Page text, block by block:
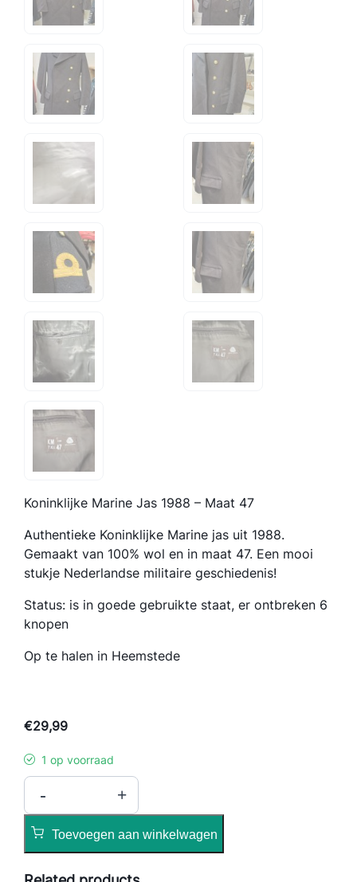
Koninklijke Marine Jas 1988 – Maat 47
Authentieke Koninklijke Marine jas uit 1988.
Gemaakt van 100% wol en in maat 47. Een mooi
stukje Nederlandse militaire geschiedenis!
Status: is in goede gebruikte staat, er ontbreken 6
knopen
Op te halen in Heemstede
€29,99
1 op voorraad
K
- +
Toevoegen aan winkelwagen